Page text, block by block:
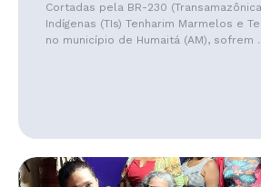
Cortadas pela BR-230
Indígenas (TIs) Tenharim Marmelos e
no município de Humaitá (AM), sofrem